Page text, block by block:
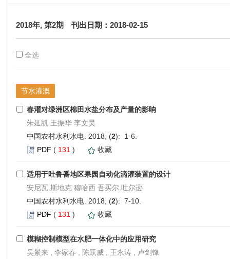
2018年, 第2期 刊出日期：2018-02-15
全选
节水灌溉
春灌对绿洲区棉田水盐分布及产量的影响
朱延凯 王振华 李文昊
中国农村水利水电. 2018, (2): 1-6.
PDF ( 131 ) 收藏
适用于吐鲁番地区果园自动化滴灌装置的设计
安尼瓦.斯地克 穆哈西 吾买尔.吐尔逊
中国农村水利水电. 2018, (2): 7-10.
PDF ( 131 ) 收藏
模糊控制模型在水肥一体化中的应用研究
吴景来 , 李家春 , 陈跃威 , 王永涛 , 卢剑锋